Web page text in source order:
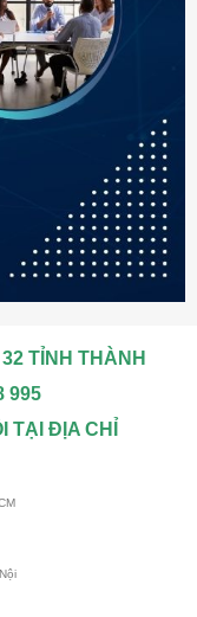
TỈNH THÀNH
995
TẠI ĐỊA CHỈ